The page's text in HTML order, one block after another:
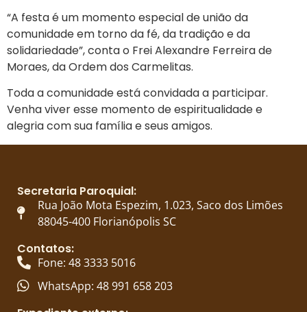
“A festa é um momento especial de união da
comunidade em torno da fé, da tradição e da
solidariedade”, conta o Frei Alexandre Ferreira de
Moraes, da Ordem dos Carmelitas.
Toda a comunidade está convidada a participar.
Venha viver esse momento de espiritualidade e
alegria com sua família e seus amigos.
Secretaria Paroquial:
Rua João Mota Espezim, 1.023, Saco dos Limões
88045-400 Florianópolis SC
Contatos:
Fone: 48 3333 5016
WhatsApp: 48 991 658 203